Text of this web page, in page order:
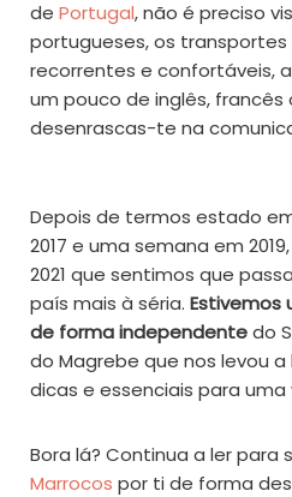
de Portugal, não é preciso
portugueses, os
recorrentes e confortáveis,
um pouco de inglês, francês
desenrascas-te na
Depois de termos estado
2017 e uma semana em
2021 que sentimos que
país mais à séria. Estivemos
de forma independentedo
do Magrebe que nos levou
dicas e essenciais para uma
Bora lá? Continua a ler para
Marrocos por ti de forma